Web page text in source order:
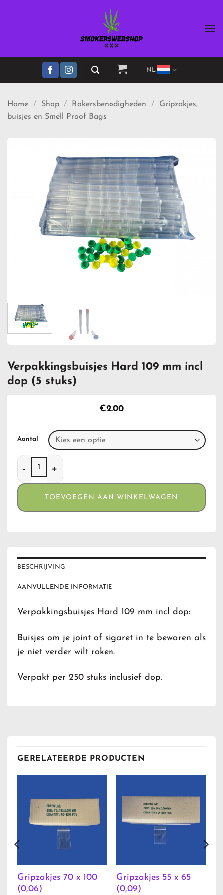
NL
Home / Shop / Rokersbenodigheden /
Gripzakjes,
buisjes en Smell Proof Bags
Verpakkingsbuisjes Hard 109 mm incl
dop (5 stuks)
€2.00
Aantal
Verpakkingsbuisjes Hard 109 mm incl dop (5 stuks) aantal
TOEVOEGEN AAN WINKELWAGEN
BESCHRIJVING
AANVULLENDE INFORMATIE
Verpakkingsbuisjes Hard 109 mm incl dop:
Buisjes om je joint of sigaret in te bewaren als
je niet verder wilt roken.
Verpakt per 250 stuks inclusief dop.
GERELATEERDE PRODUCTEN
Gripzakjes 70 x 100
(0,06)
Gripzakjes 55 x 65
(0,09)